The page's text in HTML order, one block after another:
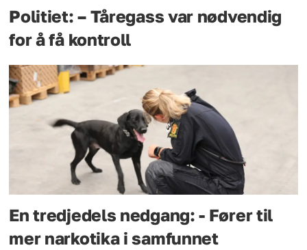
Politiet: – Tåregass var nødvendig
for å få kontroll
En tredjedels nedgang: - Fører til
mer narkotika i samfunnet